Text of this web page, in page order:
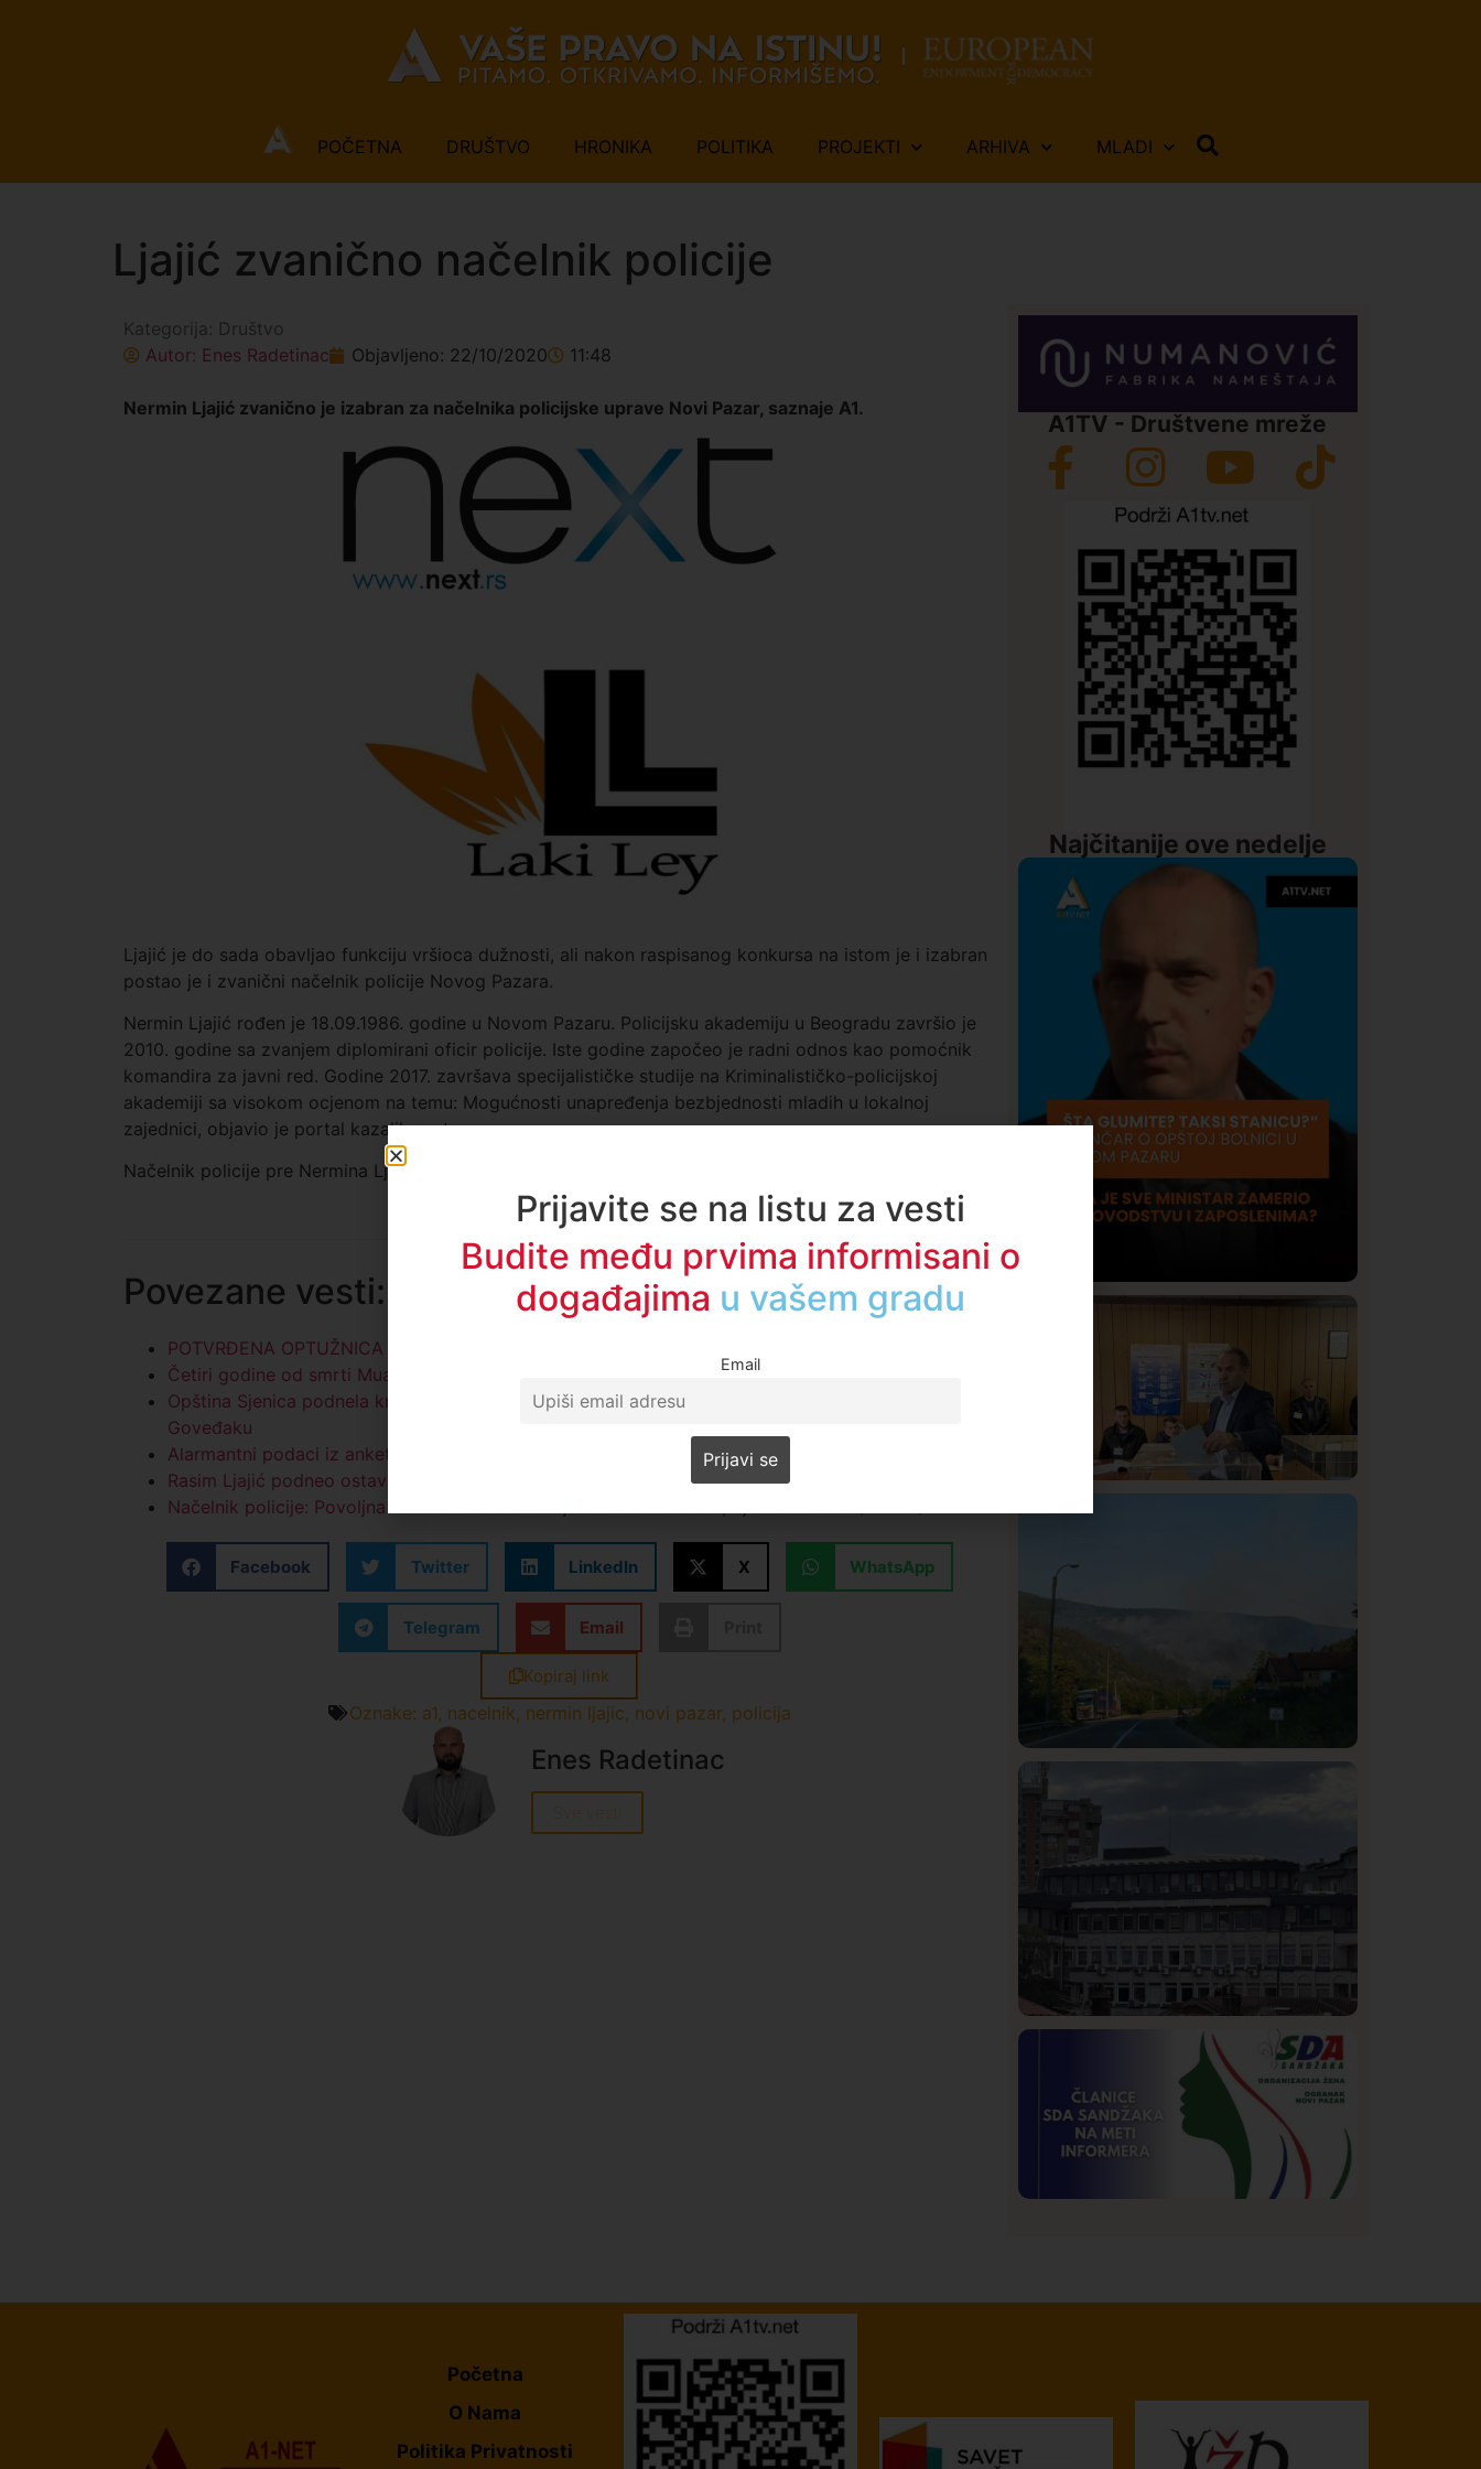
POČETNA DRUŠTVO HRONIKA POLITIKA PROJEKTI ARHIVA MLADI
Ljajić zvanično načelnik policije
Kategorija: Društvo
Autor: Enes Radetinac Objavljeno: 22/10/2020 11:48
Nermin Ljajić zvanično je izabran za načelnika policijske uprave Novi Pazar, saznaje A1.
Ljajić je do sada obavljao funkciju vršioca dužnosti, ali nakon raspisanog konkursa na istom je i izabran
postao je i zvanični načelnik policije Novog Pazara.
Nermin Ljajić rođen je 18.09.1986. godine u Novom Pazaru. Policijsku akademiju u Beogradu završio je
2010. godine sa zvanjem diplomirani oficir policije. Iste godine započeo je radni odnos kao pomoćnik
komandira za javni red. Godine 2017. završava specijalističke studije na Kriminalističko-policijskoj
akademiji sa visokom ocjenom na temu: Mogućnosti unapređenja bezbjednosti mladih u lokalnoj
zajednici, objavio je portal kazaljka.net.
Načelnik policije pre Nermina Ljajića bio je Resad Džanković.
Povezane vesti:
POTVRĐENA OPTUŽNICA PROTIV 11 LICA ZBOG NAPADA NA POLICIJU ISPRED DUNP
Četiri godine od smrti Muamera Zukorlića
Opština Sjenica podnela krivičnu prijavu protiv načelnika PU Novi Pazar zbog situacije na
Goveđaku
Alarmantni podaci iz ankete A1 iz Novog Pazara: Svaka treća osoba se kockala, svaka šesta i…
Rasim Ljajić podneo ostavku na mesto predsednika SDPS
Načelnik policije: Povoljna bezbednosna situacija u Novom Pazaru, Sjenici i Tutinu (VIDEO)
Facebook Twitter LinkedIn X WhatsApp
Telegram Email
Kopiraj link
Oznake: a1, nacelnik, nermin ljajic, novi pazar, policija
Enes Radetinac
Sve vesti
A1TV - Društvene mreže
Najčitanije ove nedelje
Lončar o Opštoj bolnici u Novom
Pazaru: „Šta glumite? Taksi stanicu?“
Istaknuto
Požar od Magliča do Ušća, brda u
plamenu – vatrogasci na terenu
Podignut optužni predlog protiv E.A.
zbog napada u Novom Pazaru,
produžen mu pritvor
Melajac
Početna
O Nama
Politika Privatnosti
Prijavite se na listu za vesti
Budite među prvima informisani o
događajima u regionu
Email